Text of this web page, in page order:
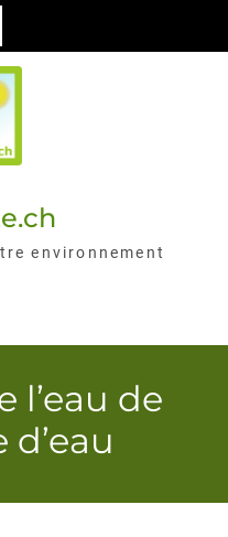
environnement
l’eau de
d’eau